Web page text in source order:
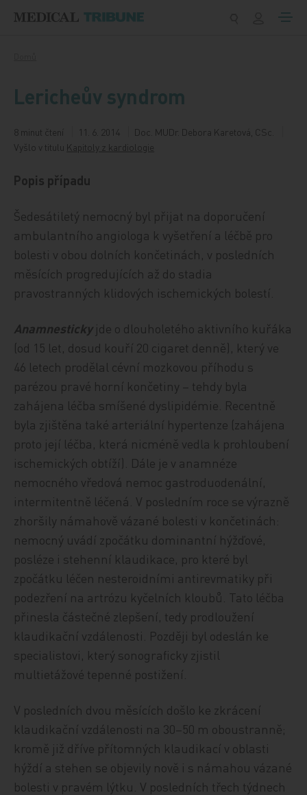
Lericheův syndrom
8 minut čtení 11. 6. 2014
Doc. MUDr. Debora Karetová, CSc.
Vyšlo v titulu Kapitoly z kardiologie
Popis případu
Šedesátiletý nemocný byl přijat na doporučení
ambulantního angiologa k vyšetření a léčbě pro
bolesti v obou dolních končetinách, v posledních
měsících progredujících až do stadia
pravostranných klidových ischemických bolestí.
Anamnestickyjde o dlouholetého aktivního kuřáka
(od 15 let, dosud kouří 20 cigaret denně), který ve
46 letech prodělal cévní mozkovou příhodu s
parézou pravé horní končetiny – tehdy byla
zahájena léčba smíšené dyslipidémie. Recentně
byla zjištěna také arteriální hypertenze (zahájena
proto její léčba, která nicméně vedla k prohloubení
ischemických obtíží). Dále je v anamnéze
nemocného vředová nemoc gastroduodenální,
intermitentně léčená. V posledním roce se výrazně
zhoršily námahově vázané bolesti v končetinách:
nemocný uvádí zpočátku dominantní hýžďové,
posléze i stehenní klaudikace, pro které byl
zpočátku léčen nesteroidními antirevmatiky při
podezření na artrózu kyčelních kloubů. Tato léčba
přinesla částečné zlepšení, tedy prodloužení
klaudikační vzdálenosti. Později byl odeslán ke
specialistovi, který sonograficky zjistil
multietážové tepenné postižení.
V posledních dvou měsících došlo ke zkrácení
klaudikační vzdálenosti na 30–50 m oboustranně;
kromě již dříve přítomných klaudikací v oblasti
hýždí a stehen se objevily nově i s námahou vázané
bolesti v pravém lýtku. V posledních třech týdnech